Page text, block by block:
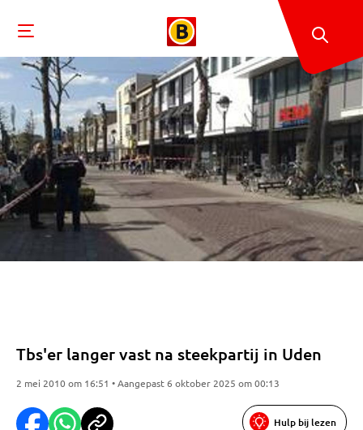
Tbs'er langer vast na steekpartij in Uden
2 mei 2010 om 16:51 • Aangepast 6 oktober 2025 om 00:13
Hulp bij lezen